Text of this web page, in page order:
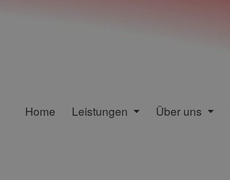
Home Leistungen Über uns